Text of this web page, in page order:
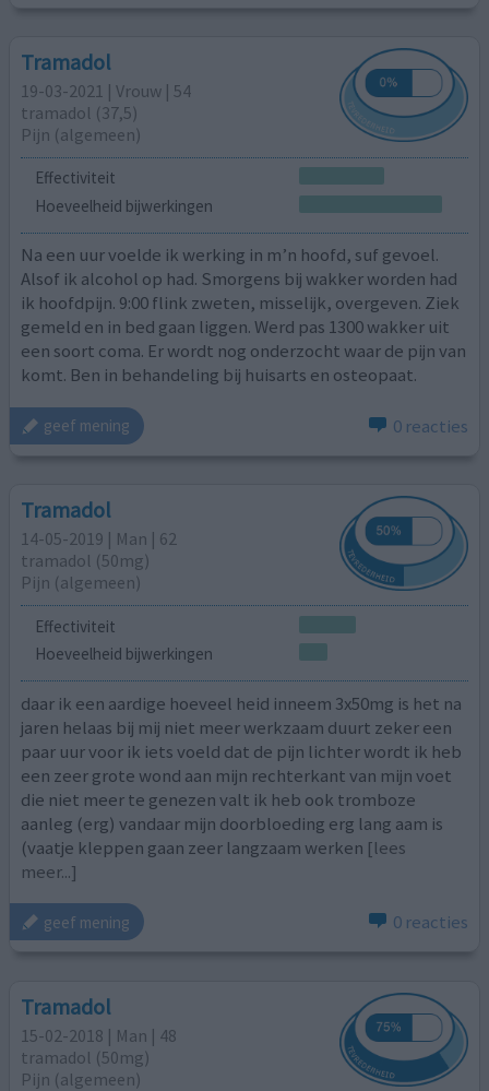
Tramadol
19-03-2021 | Vrouw | 54
tramadol (37,5)
Pijn (algemeen)
Effectiviteit
Hoeveelheid bijwerkingen
Na een uur voelde ik werking in m’n hoofd, suf gevoel.
Alsof ik alcohol op had. Smorgens bij wakker worden had
ik hoofdpijn. 9:00 flink zweten, misselijk, overgeven. Ziek
gemeld en in bed gaan liggen. Werd pas 1300 wakker uit
een soort coma. Er wordt nog onderzocht waar de pijn van
komt. Ben in behandeling bij huisarts en osteopaat.
geef mening 0 reacties
Tramadol
14-05-2019 | Man | 62
tramadol (50mg)
Pijn (algemeen)
Effectiviteit
Hoeveelheid bijwerkingen
daar ik een aardige hoeveel heid inneem 3x50mg is het na
jaren helaas bij mij niet meer werkzaam duurt zeker een
paar uur voor ik iets voeld dat de pijn lichter wordt ik heb
een zeer grote wond aan mijn rechterkant van mijn voet
die niet meer te genezen valt ik heb ook tromboze
aanleg (erg) vandaar mijn doorbloeding erg lang aam is
(vaatje kleppen gaan zeer langzaam werken [lees
meer...]
geef mening 0 reacties
Tramadol
15-02-2018 | Man | 48
tramadol (50mg)
Pijn (algemeen)